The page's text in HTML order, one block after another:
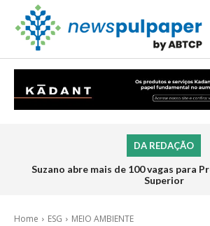
DA REDAÇÃO
Suzano abre mais de 100 vagas para
Superior
Home ESG MEIO AMBIENTE